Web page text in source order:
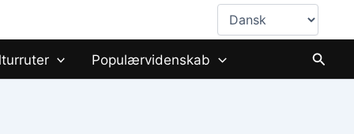
Vælg
sprog
Populærvidenskab Søg